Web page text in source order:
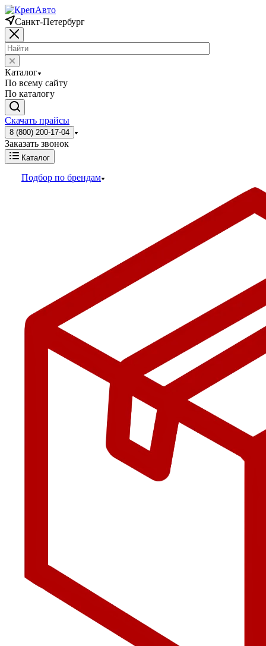
Санкт-Петербург
Каталог
По всему сайту
По каталогу
Скачать прайсы
8 (800) 200-17-04
Заказать звонок
Каталог
Подбор по брендам